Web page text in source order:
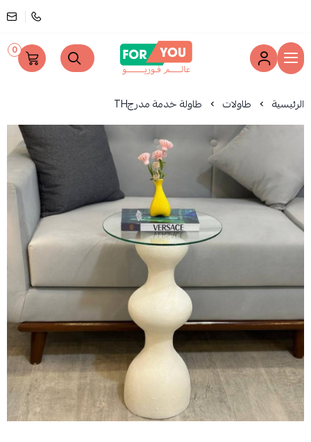
عالم فوريو
0
الرئيسية طاولات طاولة خدمة مدرجTH